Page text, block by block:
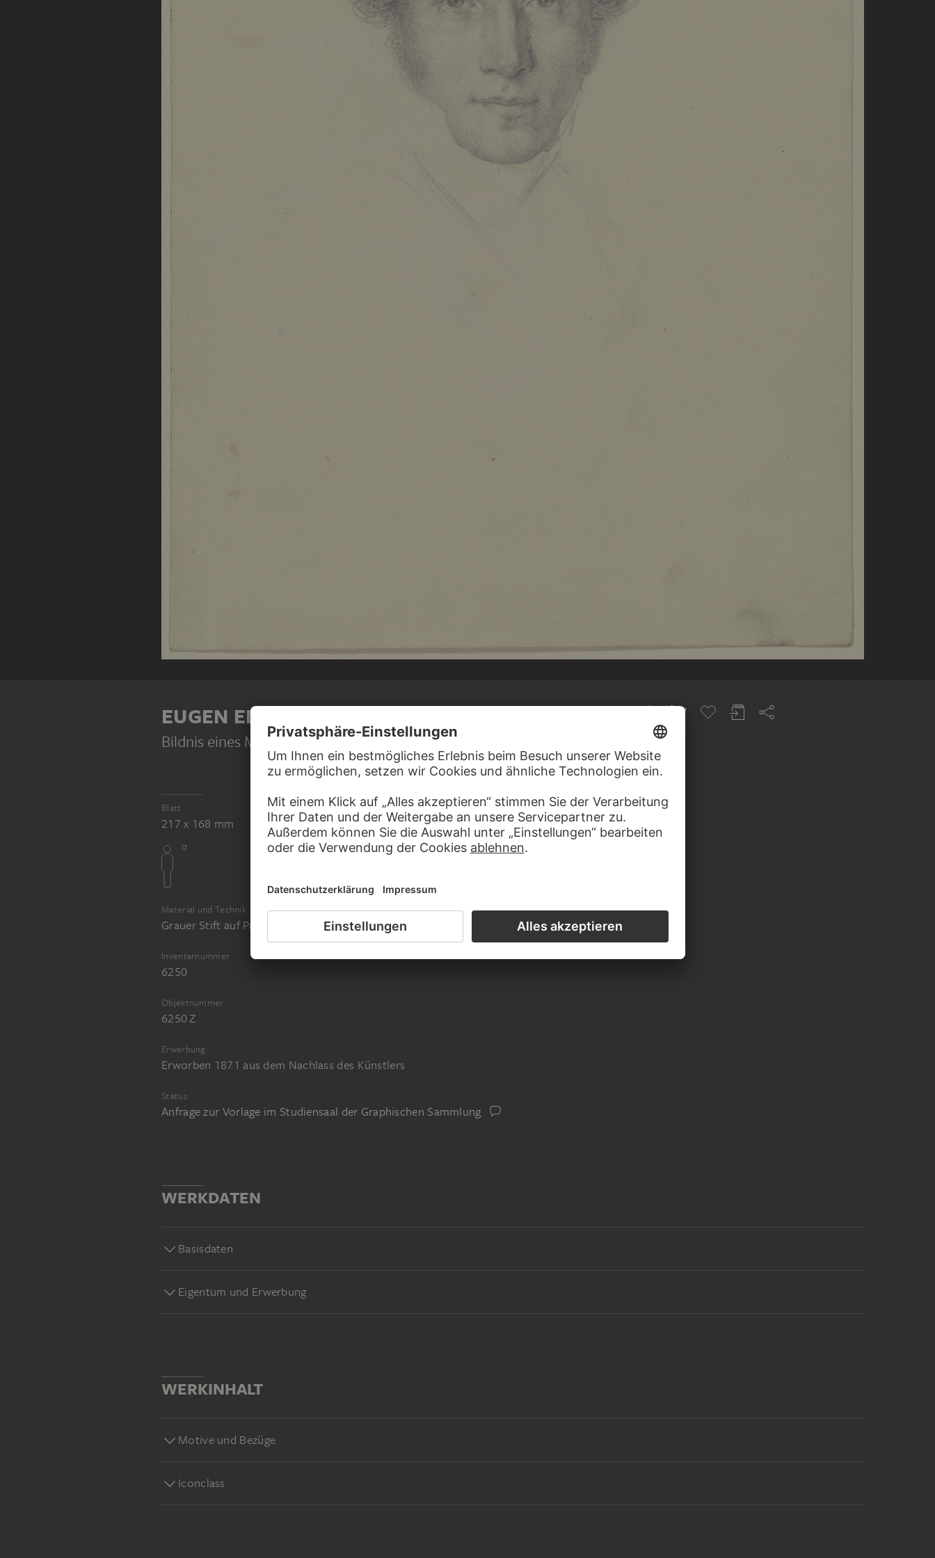
EUGEN EDUARD SCHÄFFER
Bildnis eines Mannes
Blatt
217 x 168 mm
Material und Technik
Grauer Stift auf Papier
Inventarnummer
6250
Objektnummer
6250 Z
Erwerbung
Erworben 1871 aus dem Nachlass des Künstlers
Status
Anfrage zur Vorlage im Studiensaal der Graphischen Sammlung
WERKDATEN
Basisdaten
Eigentum und Erwerbung
WERKINHALT
Motive und Bezüge
Iconclass